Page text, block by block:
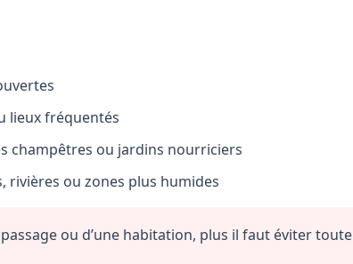
lieux fréquentés
champêtres ou jardins nourriciers
rivières ou zones plus humides
ou d’une habitation, plus il faut éviter toute